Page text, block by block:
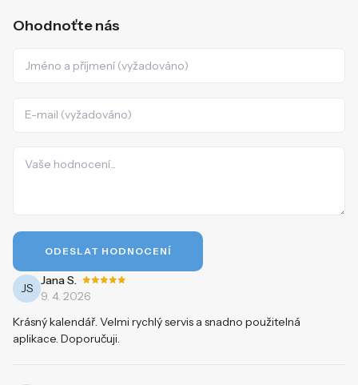
Ohodnoťte nás
ODESLAT HODNOCENÍ
JS
Jana S.
9. 4. 2026
Krásný kalendář. Velmi rychlý servis a snadno použitelná
aplikace. Doporučuji.